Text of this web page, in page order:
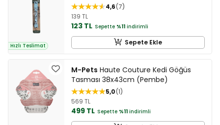
Hızlı Teslimat
4,6 7
139 TL
123 TL Sepette %11 indirimli
Sepete Ekle
M-Pets Haute Couture Kedi Göğüs
Tasması 38x43cm (Pembe)
5,0 1
569 TL
499 TL Sepette %11 indirimli